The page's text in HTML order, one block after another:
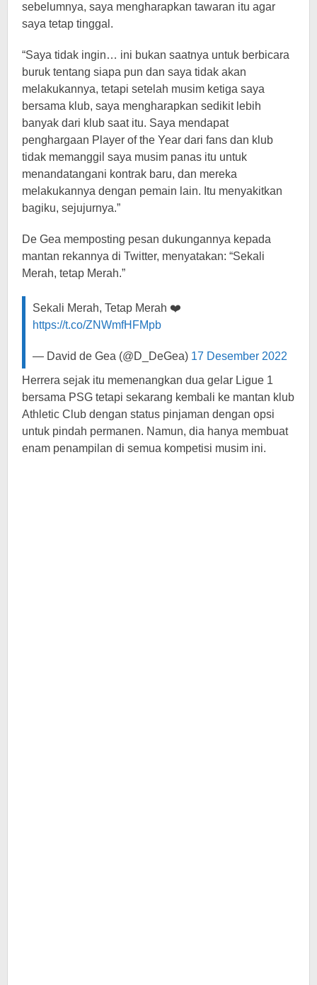
sebelumnya, saya mengharapkan tawaran itu agar
saya tetap tinggal.
“Saya tidak ingin… ini bukan saatnya untuk berbicara
buruk tentang siapa pun dan saya tidak akan
melakukannya, tetapi setelah musim ketiga saya
bersama klub, saya mengharapkan sedikit lebih
banyak dari klub saat itu. Saya mendapat
penghargaan Player of the Year dari fans dan klub
tidak memanggil saya musim panas itu untuk
menandatangani kontrak baru, dan mereka
melakukannya dengan pemain lain. Itu menyakitkan
bagiku, sejujurnya.”
De Gea memposting pesan dukungannya kepada
mantan rekannya di Twitter, menyatakan: “Sekali
Merah, tetap Merah.”
Sekali Merah, Tetap Merah ❤️
https://t.co/ZNWmfHFMpb
— David de Gea (@D_DeGea) 17 Desember 2022
Herrera sejak itu memenangkan dua gelar Ligue 1
bersama PSG tetapi sekarang kembali ke mantan klub
Athletic Club dengan status pinjaman dengan opsi
untuk pindah permanen. Namun, dia hanya membuat
enam penampilan di semua kompetisi musim ini.